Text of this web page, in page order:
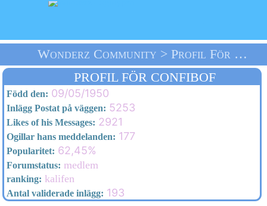
Wonderz Community > Profil För Confibof > Välkommen
PROFIL FÖR CONFIBOF
Född den: 09/05/1950
Inlägg Postat på väggen: 5253
Likes of his Messages: 2921
Ogillar hans meddelanden: 177
Popularitet: 62,45%
Forumstatus: medlem
ranking: kalifen
Antal validerade inlägg: 193